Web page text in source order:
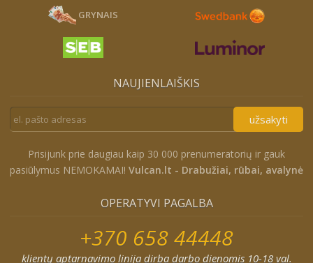
GRYNAIS
NAUJIENLAIŠKIS
užsakyti
Prisijunk prie daugiau kaip 30 000 prenumeratorių ir gauk
pasiūlymus NEMOKAMAI! Vulcan.lt - Drabužiai, rūbai, avalynė
OPERATYVI PAGALBA
+370 658 44448
klientų aptarnavimo linija dirba darbo dienomis 10-18 val.